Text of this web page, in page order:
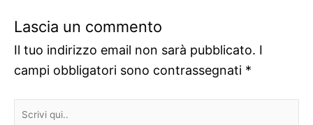
Lascia un commento
Il tuo indirizzo email non sarà pubblicato. I
campi obbligatori sono contrassegnati *
Scrivi